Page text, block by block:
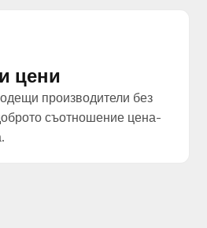
цени
производители без
съотношение цена-